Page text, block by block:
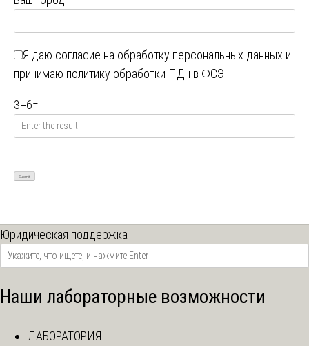
Я даю согласие на обработку персональных данных и
принимаю политику обработки ПДн в ФСЭ
3+6=
Юридическая поддержка
Наши лабораторные возможности
ЛАБОРАТОРИЯ